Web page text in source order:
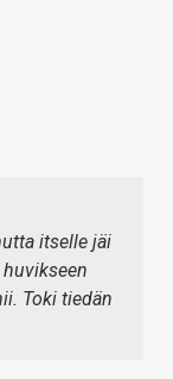
itselle jäi
Toki tiedän